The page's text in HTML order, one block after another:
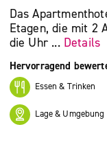
Das
Etagen, die mit 2
die Uhr ... Details
Hervorragend
Essen & Trinken
Lage & Umgebung